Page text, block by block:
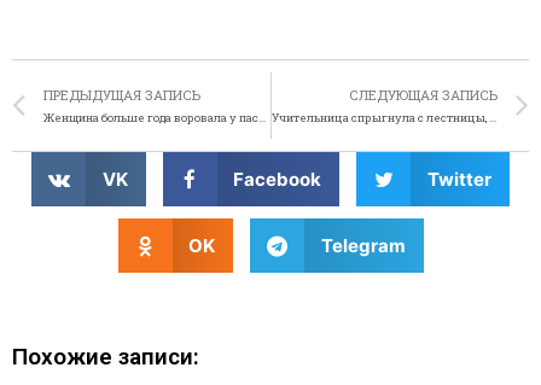
ПРЕДЫДУЩАЯ ЗАПИСЬ
Женщина больше года воровала у пассажиров
СЛЕДУЮЩАЯ ЗАПИСЬ
Учительница спрыгнула с лестницы, чтобы не прийти на проверку
VK Facebook Twitter
OK Telegram
Похожие записи: